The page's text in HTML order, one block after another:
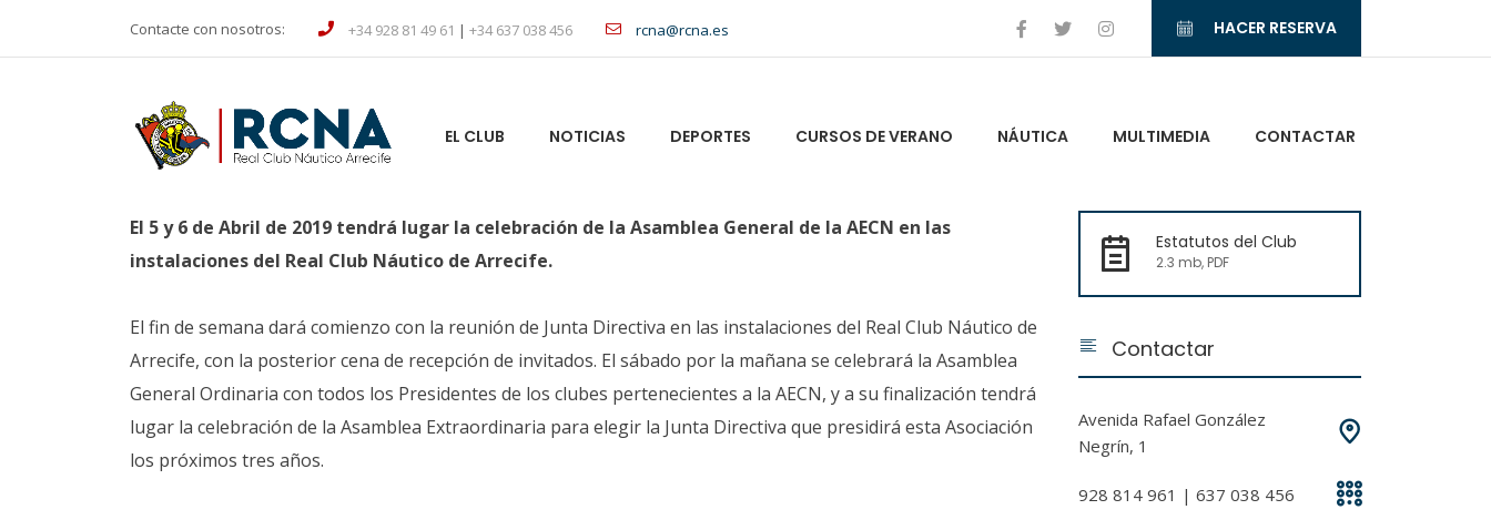
Contacte con nosotros: +34 928 81 49 61 | +34 637 038 456 rcna@rcna.es HACER RESERVA
EL CLUB NOTICIAS DEPORTES CURSOS DE VERANO NÁUTICA MULTIMEDIA CONTACTAR
El 5 y 6 de Abril de 2019 tendrá lugar la celebración de la Asamblea General de la AECN en las
instalaciones del Real Club Náutico de Arrecife.
El fin de semana dará comienzo con la reunión de Junta Directiva en las instalaciones del Real Club Náutico de
Arrecife, con la posterior cena de recepción de invitados. El sábado por la mañana se celebrará la Asamblea
General Ordinaria con todos los Presidentes de los clubes pertenecientes a la AECN, y a su finalización tendrá
lugar la celebración de la Asamblea Extraordinaria para elegir la Junta Directiva que presidirá esta Asociación
los próximos tres años.
Estatutos del Club
2.3 mb, PDF
Contactar
Avenida Rafael González
Negrín, 1
928 814 961 | 637 038 456